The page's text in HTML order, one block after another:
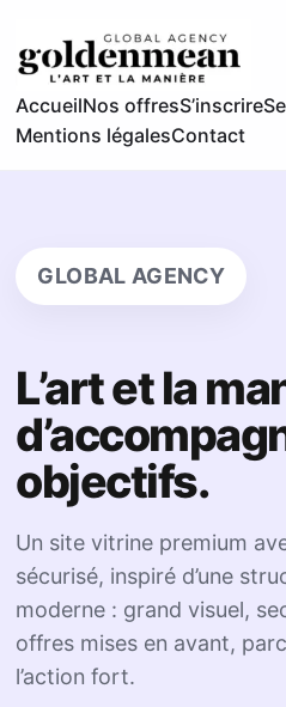
AccueilNos offresS’inscrire
Mentions légalesContact
GLOBAL AGENCY
L’art et la
objectifs.
Un site vitrine premium
sécurisé, inspiré d’une
moderne : grand visuel,
offres mises en avant,
l’action fort.